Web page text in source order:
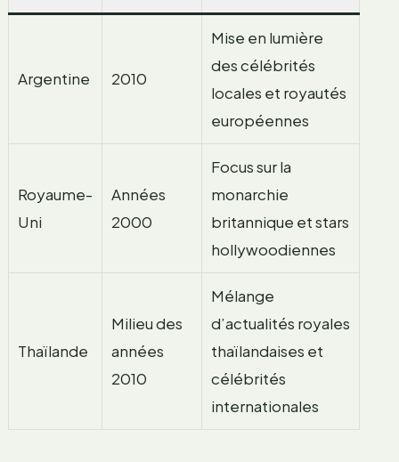
Argentine 2010
Mise en lumière
des célébrités
locales et royautés
européennes
Royaume-
Uni
Années
2000
Focus sur la
monarchie
britannique et stars
hollywoodiennes
Thaïlande
Milieu des
années
2010
Mélange
d’actualités royales
thaïlandaises et
célébrités
internationales